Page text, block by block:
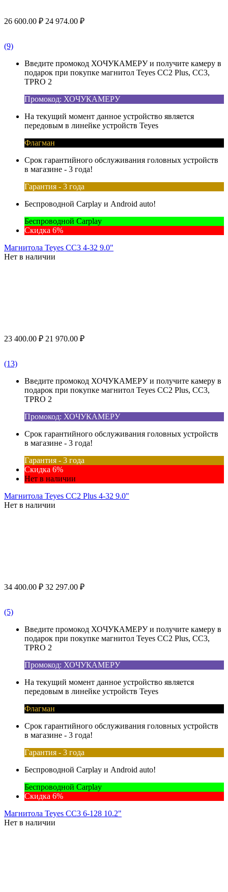
26 600.00 ₽ 24 974.00 ₽
(9)
Введите промокод ХОЧУКАМЕРУ и получите камеру в
подарок при покупке магнитол Teyes CC2 Plus, CC3,
TPRO 2
Промокод: ХОЧУКАМЕРУ
На текущий момент данное устройство является
передовым в линейке устройств Teyes
Флагман
Срок гарантийного обслуживания головных устройств
в магазине - 3 года!
Гарантия - 3 года
Беспроводной Carplay и Android auto!
Беспроводной Carplay
Скидка 6%
Магнитола Teyes CC3 4-32 9.0"
Нет в наличии
23 400.00 ₽ 21 970.00 ₽
(13)
Введите промокод ХОЧУКАМЕРУ и получите камеру в
подарок при покупке магнитол Teyes CC2 Plus, CC3,
TPRO 2
Промокод: ХОЧУКАМЕРУ
Срок гарантийного обслуживания головных устройств
в магазине - 3 года!
Гарантия - 3 года
Скидка 6%
Нет в наличии
Магнитола Teyes CC2 Plus 4-32 9.0"
Нет в наличии
34 400.00 ₽ 32 297.00 ₽
(5)
Введите промокод ХОЧУКАМЕРУ и получите камеру в
подарок при покупке магнитол Teyes CC2 Plus, CC3,
TPRO 2
Промокод: ХОЧУКАМЕРУ
На текущий момент данное устройство является
передовым в линейке устройств Teyes
Флагман
Срок гарантийного обслуживания головных устройств
в магазине - 3 года!
Гарантия - 3 года
Беспроводной Carplay и Android auto!
Беспроводной Carplay
Скидка 6%
Магнитола Teyes CC3 6-128 10.2"
Нет в наличии